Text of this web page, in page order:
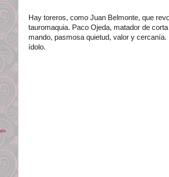
Hay toreros, como Juan Belmonte, que
tauromaquia. Paco Ojeda, matador de
mando, pasmosa quietud, valor y
ídolo.